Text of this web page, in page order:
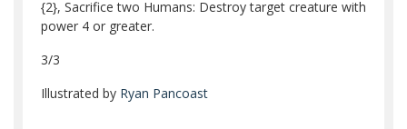
{2}, Sacrifice two Humans: Destroy target creature with
power 4 or greater.
3/3
Illustrated by Ryan Pancoast